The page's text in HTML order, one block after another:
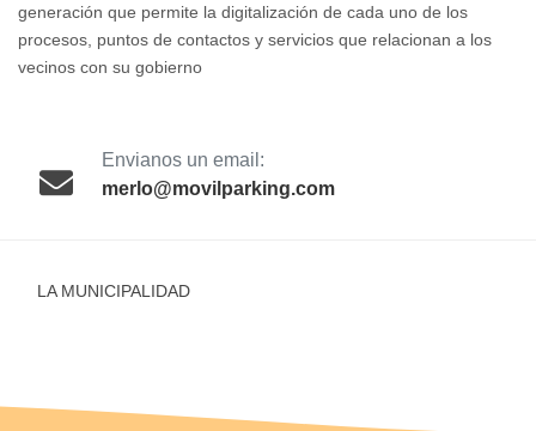
generación que permite la digitalización de cada uno de los
procesos, puntos de contactos y servicios que relacionan a los
vecinos con su gobierno
Envianos un email:
merlo@movilparking.com
LA MUNICIPALIDAD